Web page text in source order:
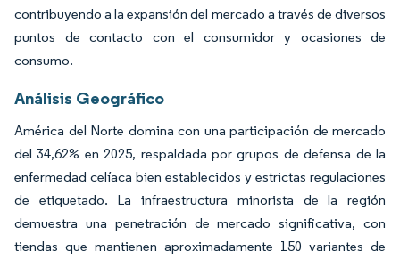
contribuyendo a la expansión del mercado a través de diversos
puntos de contacto con el consumidor y ocasiones de
consumo.
Análisis Geográfico
América del Norte domina con una participación de mercado
del 34,62% en 2025, respaldada por grupos de defensa de la
enfermedad celíaca bien establecidos y estrictas regulaciones
de etiquetado. La infraestructura minorista de la región
demuestra una penetración de mercado significativa, con
tiendas que mantienen aproximadamente 150 variantes de